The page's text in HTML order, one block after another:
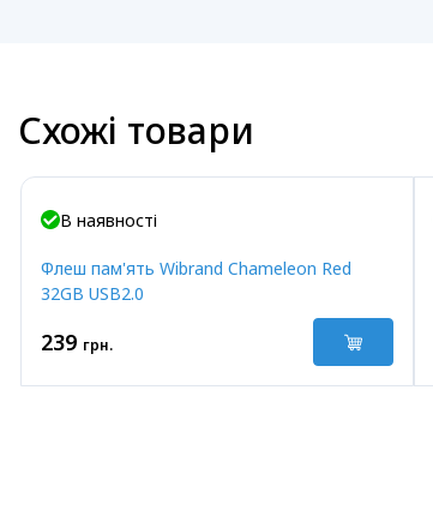
Схожі товари
В наявності
Флеш пам'ять Wibrand Chameleon Red
32GB USB2.0
239 грн.